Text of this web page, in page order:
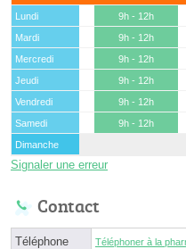
Lundi 9h - 12h
Mardi
9h - 12h
Mercredi
9h - 12h
Jeudi
9h - 12h
Vendredi
9h - 12h
Samedi
9h - 12h
Dimanche
Signaler une erreur
Contact
Téléphone Téléphoner à la